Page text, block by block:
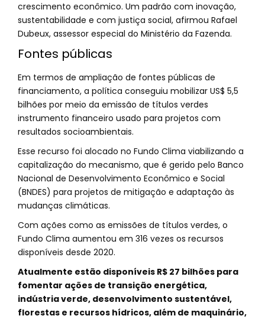
crescimento econômico. Um padrão com inovação,
sustentabilidade e com justiça social, afirmou Rafael
Dubeux, assessor especial do Ministério da Fazenda.
Fontes públicas
Em termos de ampliação de fontes públicas de
financiamento, a política conseguiu mobilizar US$ 5,5
bilhões por meio da emissão de títulos verdes
instrumento financeiro usado para projetos com
resultados socioambientais.
Esse recurso foi alocado no Fundo Clima viabilizando a
capitalização do mecanismo, que é gerido pelo Banco
Nacional de Desenvolvimento Econômico e Social
(BNDES) para projetos de mitigação e adaptação às
mudanças climáticas.
Com ações como as emissões de títulos verdes, o
Fundo Clima aumentou em 316 vezes os recursos
disponíveis desde 2020.
Atualmente estão disponíveis R$ 27 bilhões para
fomentar ações de transição energética,
indústria verde, desenvolvimento sustentável,
florestas e recursos hídricos, além de maquinário,